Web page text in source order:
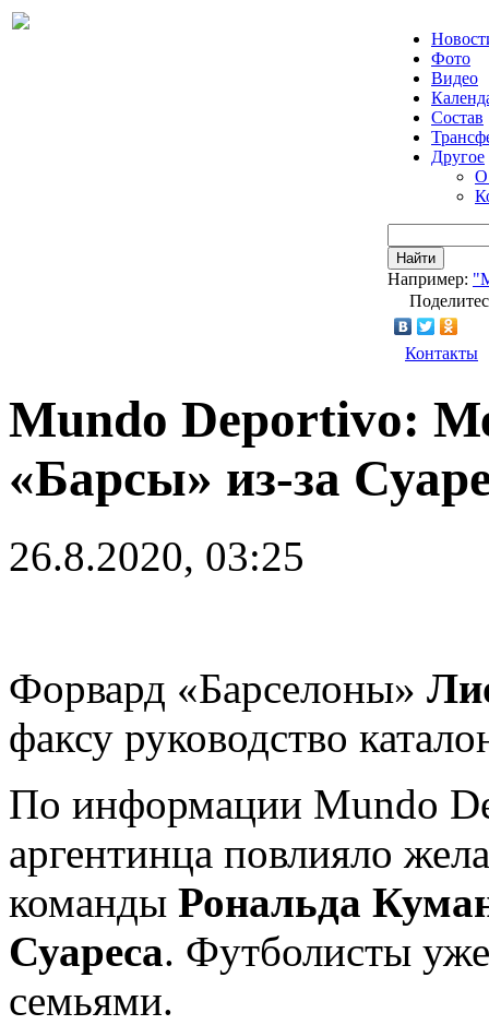
Фото
Видео
Состав
Другое
О
Найти
Например:
Контакты
Mundo Deportivo:
«Барсы» из-за
26.8.2020, 03:25
Форвард «Барселоны»
факсу руководство
По информации Mundo
аргентинца повлияло
команды Рональда
Суареса. Футболисты
семьями.